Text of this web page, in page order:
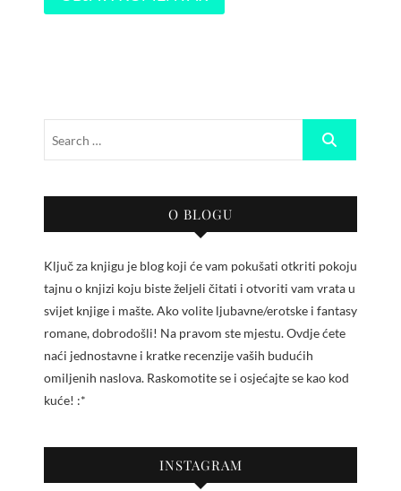
O BLOGU
Ključ za knjigu je blog koji će vam pokušati otkriti pokoju
tajnu o knjizi koju biste željeli čitati i otvoriti vam vrata u
svijet knjige i mašte. Ako volite ljubavne/erotske i fantasy
romane, dobrodošli! Na pravom ste mjestu. Ovdje ćete
naći jednostavne i kratke recenzije vaših budućih
omiljenih naslova. Raskomotite se i osjećajte se kao kod
kuće! :*
INSTAGRAM